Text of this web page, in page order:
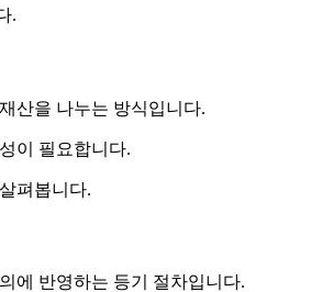
.
산을 나누는 방식입니다.
이 필요합니다.
펴봅니다.
에 반영하는 등기 절차입니다.